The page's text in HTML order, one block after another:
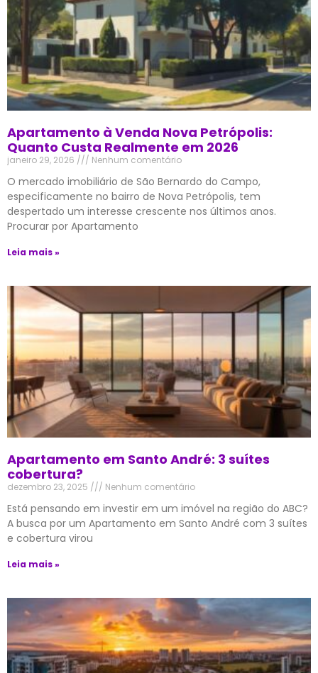
Apartamento à Venda Nova Petrópolis:
Quanto Custa Realmente em 2026
janeiro 29, 2026 Nenhum comentário
O mercado imobiliário de São Bernardo do Campo,
especificamente no bairro de Nova Petrópolis, tem
despertado um interesse crescente nos últimos anos.
Procurar por Apartamento
Leia mais »
Apartamento em Santo André: 3 suítes
cobertura?
dezembro 23, 2025 Nenhum comentário
Está pensando em investir em um imóvel na região do ABC?
A busca por um Apartamento em Santo André com 3 suítes
e cobertura virou
Leia mais »